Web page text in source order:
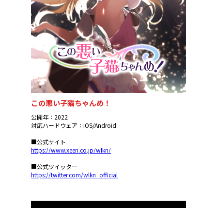
この悪い子猫ちゃんめ！
公開年：2022
対応ハードウェア：iOS/Android
■公式サイト
https://www.xeen.co.jp/wlkn/
■公式ツイッター
https://twitter.com/wlkn_official